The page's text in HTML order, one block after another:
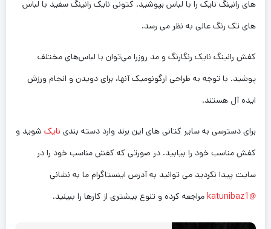
های رانینگ نایک را با لباس بپوشید. کتونی نایک رانینگ سفید با لباس
های تک رنگ عالی به نظر می رسد.
کفش رانینگ نایک رنگارنگ و مد روزرا می‌توان با لباس‌های مختلف
پوشید. با توجه به طراحی ارگونومیک آنها، برای دویدن و انجام ورزش
ایده آل هستند.
برای دسترسی به سایر کتانی های این برند وارد دسته بندی نایک شوید و
کفش مناسب خود را بیابید. در صورتی که کفش مناسب خود را در
سایت پیدا نکردید می توانید به آدرس اینستاگرام ما به نشانی
@katunibaz1
مراجعه کرده و تنوع بیشتری از کارها را ببینید.